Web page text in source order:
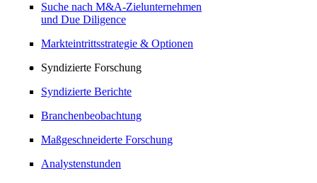
Suche nach M&A-Zielunternehmen
und Due Diligence
Markteintrittsstrategie & Optionen
Syndizierte Forschung
Syndizierte Berichte
Branchenbeobachtung
Maßgeschneiderte Forschung
Analystenstunden